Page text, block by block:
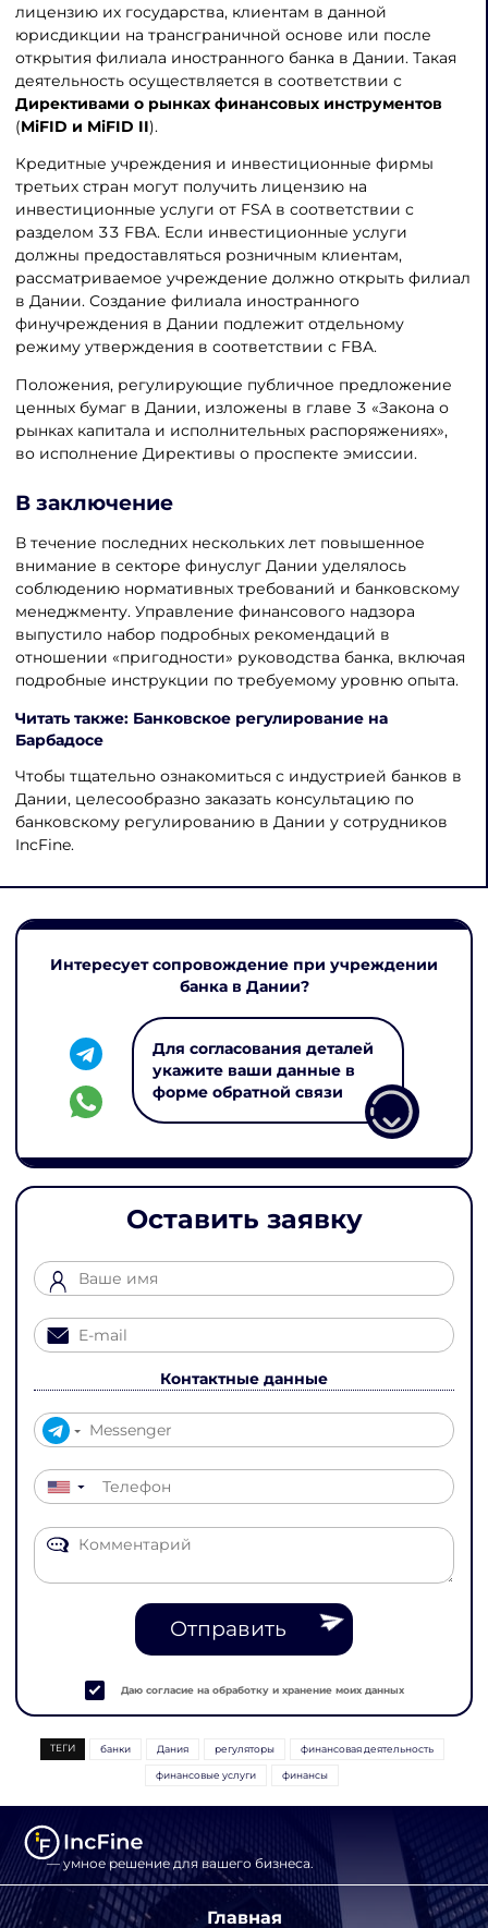
лицензию их государства, клиентам в данной
юрисдикции на трансграничной основе или после
открытия филиала иностранного банка в Дании. Такая
деятельность осуществляется в соответствии с
Директивами о рынках финансовых инструментов
(MiFID и MiFID II).
Кредитные учреждения и инвестиционные фирмы
третьих стран могут получить лицензию на
инвестиционные услуги от FSA в соответствии с
разделом 33 FBA. Если инвестиционные услуги
должны предоставляться розничным клиентам,
рассматриваемое учреждение должно открыть филиал
в Дании. Создание филиала иностранного
финучреждения в Дании подлежит отдельному
режиму утверждения в соответствии с FBA.
Положения, регулирующие публичное предложение
ценных бумаг в Дании, изложены в главе 3 «Закона о
рынках капитала и исполнительных распоряжениях»,
во исполнение Директивы о проспекте эмиссии.
В заключение
В течение последних нескольких лет повышенное
внимание в секторе финуслуг Дании уделялось
соблюдению нормативных требований и банковскому
менеджменту. Управление финансового надзора
выпустило набор подробных рекомендаций в
отношении «пригодности» руководства банка, включая
подробные инструкции по требуемому уровню опыта.
Читать также: Банковское регулирование на
Барбадосе
Чтобы тщательно ознакомиться с индустрией банков в
Дании, целесообразно заказать консультацию по
банковскому регулированию в Дании у сотрудников
IncFine.
Интересует сопровождение при учреждении
банка в Дании?
Для согласования деталей
укажите ваши данные в
форме обратной связи
Оставить заявку
Контактные данные
▼
Отправить
Даю согласие на обработку и хранение моих данных
ТЕГИ банки Дания регуляторы финансовая деятельность
финансовые услуги финансы
— умное решение для вашего бизнеса.
Главная